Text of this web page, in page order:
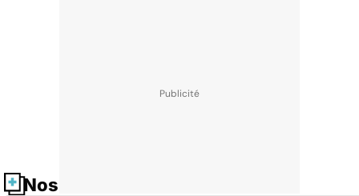
Nos fiches santé